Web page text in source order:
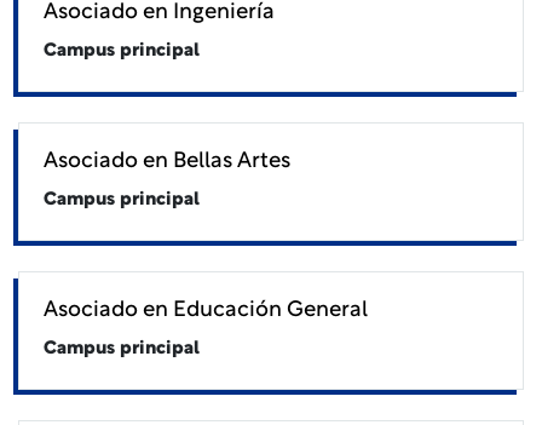
Asociado en Ingeniería
Campus principal
Asociado en Bellas Artes
Campus principal
Asociado en Educación General
Campus principal